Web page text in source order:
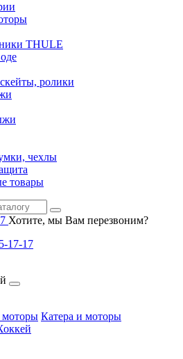
THULE
ролики
чехлы
товары
Хотите, мы Вам перезвоним?
17-17
Катера и моторы